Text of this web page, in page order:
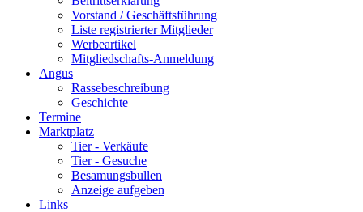
Vorstand / Geschäftsführung
Liste registrierter Mitglieder
Werbeartikel
Mitgliedschafts-Anmeldung
Angus
Rassebeschreibung
Geschichte
Termine
Marktplatz
Tier - Verkäufe
Tier - Gesuche
Besamungsbullen
Anzeige aufgeben
Links